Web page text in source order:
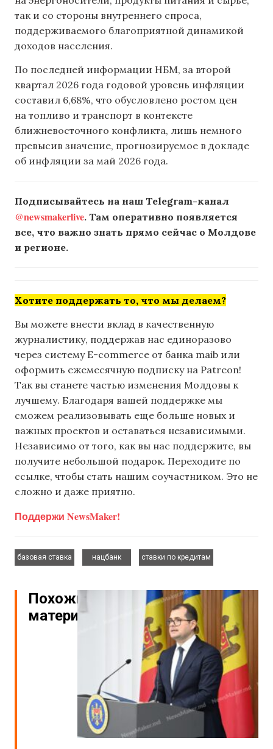
так и со стороны внутреннего спроса,
поддерживаемого благоприятной динамикой
доходов населения.
По последней информации НБМ, за второй
квартал 2026 года годовой уровень инфляции
составил 6,68%, что обусловлено ростом цен
на топливо и транспорт в контексте
ближневосточного конфликта, лишь немного
превысив значение, прогнозируемое в докладе
об инфляции за май 2026 года.
Подписывайтесь на наш Telegram-канал
@newsmakerlive. Там оперативно появляется
все, что важно знать прямо сейчас о Молдове
и регионе.
Хотите поддержать то, что мы делаем?
Вы можете внести вклад в качественную
журналистику, поддержав нас единоразово
через систему E-commerce от банка maib или
оформить ежемесячную подписку на Patreon!
Так вы станете частью изменения Молдовы к
лучшему. Благодаря вашей поддержке мы
сможем реализовывать еще больше новых и
важных проектов и оставаться независимыми.
Независимо от того, как вы нас поддержите, вы
получите небольшой подарок. Переходите по
ссылке, чтобы стать нашим соучастником. Это не
сложно и даже приятно.
Поддержи NewsMaker!
базовая ставка
нацбанк
ставки по кредитам
Похожие
материалы